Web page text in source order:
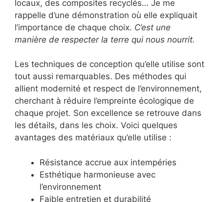
locaux, des composites recyclés… Je me
rappelle d’une démonstration où elle expliquait
l’importance de chaque choix. C’est une
manière de respecter la terre qui nous nourrit.
Les techniques de conception qu’elle utilise sont
tout aussi remarquables. Des méthodes qui
allient modernité et respect de l’environnement,
cherchant à réduire l’empreinte écologique de
chaque projet. Son excellence se retrouve dans
les détails, dans les choix. Voici quelques
avantages des matériaux qu’elle utilise :
Résistance accrue aux intempéries
Esthétique harmonieuse avec
l’environnement
Faible entretien et durabilité